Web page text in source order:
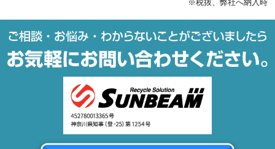
※税抜、弊社へ納入時